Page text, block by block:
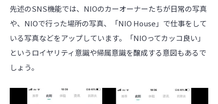
先述のSNS機能では、NIOのカーオーナーたちが日常の写真
や、NIOで行った場所の写真、「NIO House」で仕事をして
いる写真などをアップしています。「NIOってカッコ良い」
というロイヤリティ意識や帰属意識を醸成する意図もあるで
しょう。